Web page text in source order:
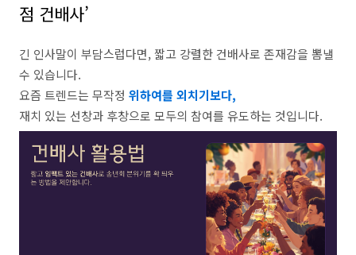
점 건배사’
​긴 인사말이 부담스럽다면, 짧고 강렬한 건배사로 존재감을 뽐낼
수 있습니다.
​요즘 트렌드는 무작정 위하여를 외치기보다,
재치 있는 선창과 후창으로 모두의 참여를 유도하는 것입니다.